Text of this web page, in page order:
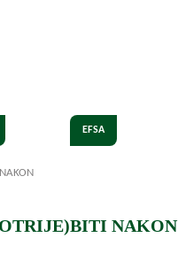
EFSA
NAKON